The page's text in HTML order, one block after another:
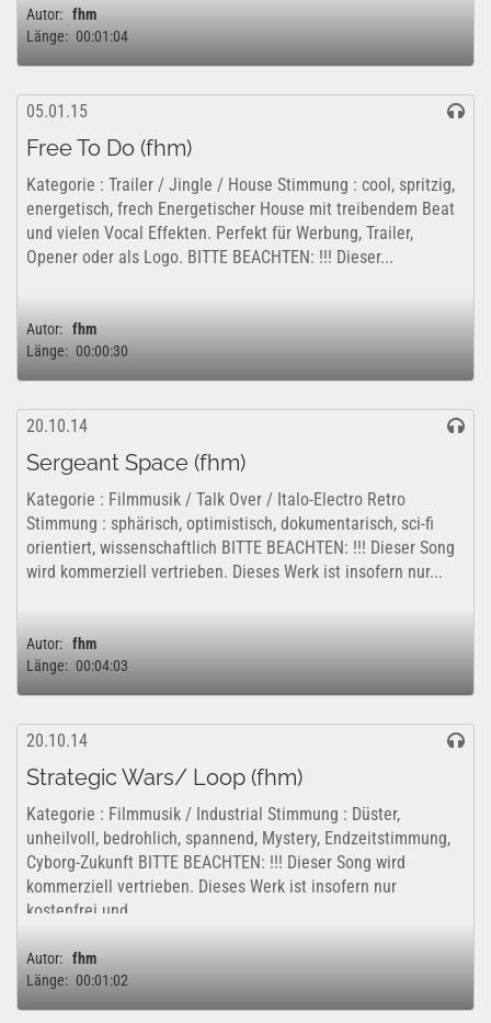
Autor: fhm
Länge: 00:01:04
05.01.15
Free To Do (fhm)
Kategorie : Trailer / Jingle / House Stimmung : cool, spritzig,
energetisch, frech Energetischer House mit treibendem Beat
und vielen Vocal Effekten. Perfekt für Werbung, Trailer,
Opener oder als Logo. BITTE BEACHTEN: !!! Dieser...
Autor: fhm
Länge: 00:00:30
20.10.14
Sergeant Space (fhm)
Kategorie : Filmmusik / Talk Over / Italo-Electro Retro
Stimmung : sphärisch, optimistisch, dokumentarisch, sci-fi
orientiert, wissenschaftlich BITTE BEACHTEN: !!! Dieser Song
wird kommerziell vertrieben. Dieses Werk ist insofern nur...
Autor: fhm
Länge: 00:04:03
20.10.14
Strategic Wars/ Loop (fhm)
Kategorie : Filmmusik / Industrial Stimmung : Düster,
unheilvoll, bedrohlich, spannend, Mystery, Endzeitstimmung,
Cyborg-Zukunft BITTE BEACHTEN: !!! Dieser Song wird
kommerziell vertrieben. Dieses Werk ist insofern nur
kostenfrei und...
Autor: fhm
Länge: 00:01:02